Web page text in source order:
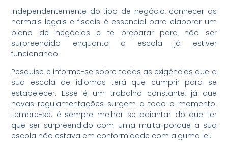
Independentemente do tipo de negócio, conhecer as
normais legais e fiscais é essencial para elaborar um
plano de negócios e te preparar para não ser
surpreendido enquanto a escola já estiver
funcionando.
Pesquise e informe-se sobre todas as exigências que a
sua escola de idiomas terá que cumprir para se
estabelecer. Esse é um trabalho constante, já que
novas regulamentações surgem a todo o momento.
Lembre-se: é sempre melhor se adiantar do que ter
que ser surpreendido com uma multa porque a sua
escola não estava em conformidade com alguma lei.